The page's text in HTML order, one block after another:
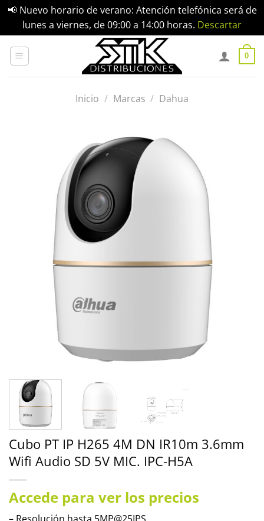
📢 Nuevo horario de verano: Atención telefónica será de
lunes a viernes, de 09:00 a 14:00 horas. Descartar
0
Inicio / Marcas / Dahua
Cubo PT IP H265 4M DN IR10m 3.6mm
Wifi Audio SD 5V MIC. IPC-H5A
Accede para ver los precios